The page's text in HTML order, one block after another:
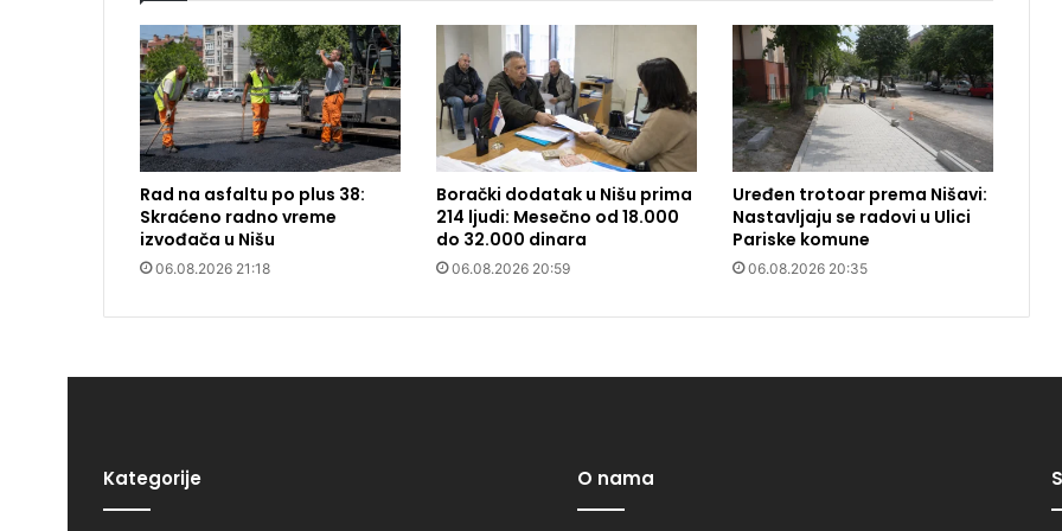
Rad na asfaltu po plus 38:
Skraćeno radno vreme
izvođača u Nišu
06.08.2026 21:18
Borački dodatak u Nišu prima
214 ljudi: Mesečno od 18.000
do 32.000 dinara
06.08.2026 20:59
Uređen trotoar prema Nišavi:
Nastavljaju se radovi u Ulici
Pariske komune
06.08.2026 20:35
Kategorije O nama